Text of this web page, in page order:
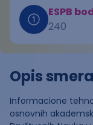
ESPB
240
Opis smera
Informacione
osnovnih